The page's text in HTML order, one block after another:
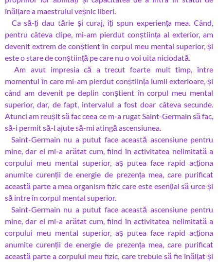
înălțare a maestrului veșnic liberi.
Ca să-ți dau tărie și curaj, îți spun experiența mea. Când,
pentru câteva clipe, mi-am pierdut conștiința al exterior, am
devenit extrem de conștient în corpul meu mental superior, și
este o stare de conștiință pe care nu o voi uita niciodată.
Am avut impresia că a trecut foarte mult timp, între
momentul în care mi-am pierdut conștiința lumii exterioare, și
când am devenit pe deplin conștient în corpul meu mental
superior, dar, de fapt, intervalul a fost doar câteva secunde.
Atunci am reușit să fac ceea ce m-a rugat Saint-Germain să fac,
să-i permit să-l ajute să-mi atingă ascensiunea.
Saint-Germain nu a putut face această ascensiune pentru
mine, dar el mi-a arătat cum, fiind în activitatea nelimitată a
corpului meu mental superior, aș putea face rapid acționa
anumite curenții de energie de prezența mea, care purificat
această parte a mea organism fizic care este esențial să urce și
să intre în corpul mental superior.
Saint-Germain nu a putut face această ascensiune pentru
mine, dar el mi-a arătat cum, fiind în activitatea nelimitată a
corpului meu mental superior, aș putea face rapid acționa
anumite curenții de energie de prezența mea, care purificat
această parte a corpului meu fizic, care trebuie să fie înălțat și